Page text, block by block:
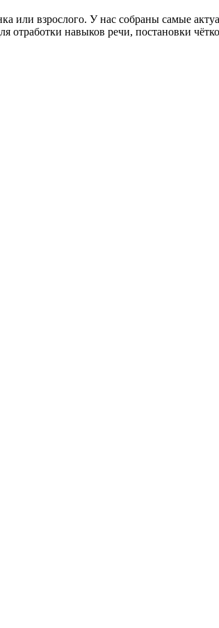
или взрослого. У нас собраны самые
отработки навыков речи, постановки